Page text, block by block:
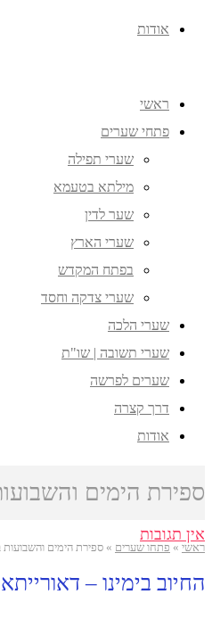
אודות
ראשי
פתחי שערים
שערי תפילה
מילתא בטעמא
שער לדין
שערי הארץ
בפתח המקדש
שערי צדקה וחסד
שערי הלכה
שערי תשובה | שו"ת
שערים לפרשה
דרך קצרה
אודות
ספירת הימים
ראשי » פתחו שערים » ספירת הימים והשבועות
אין תגובות
החיוב בימינו –